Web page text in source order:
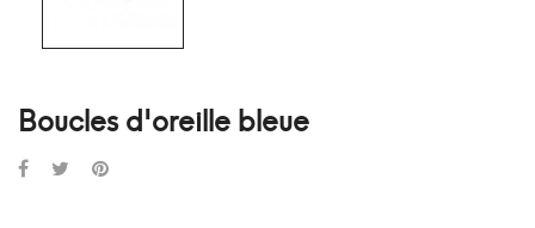
Boucles d'oreille bleue